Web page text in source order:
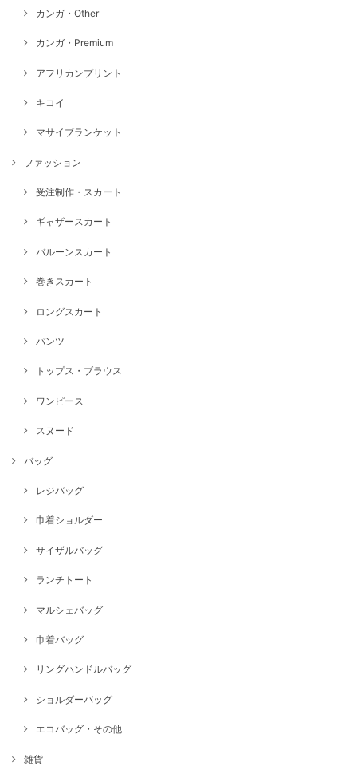
カンガ・Other
カンガ・Premium
アフリカンプリント
キコイ
マサイブランケット
ファッション
受注制作・スカート
ギャザースカート
バルーンスカート
巻きスカート
ロングスカート
パンツ
トップス・ブラウス
ワンピース
スヌード
バッグ
レジバッグ
巾着ショルダー
サイザルバッグ
ランチトート
マルシェバッグ
巾着バッグ
リングハンドルバッグ
ショルダーバッグ
エコバッグ・その他
雑貨